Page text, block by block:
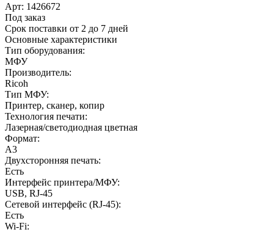
Арт: 1426672
Под заказ
Срок поставки от 2 до 7 дней
Основные характеристики
Тип оборудования:
МФУ
Производитель:
Ricoh
Тип МФУ:
Принтер, сканер, копир
Технология печати:
Лазерная/светодиодная цветная
Формат:
A3
Двухсторонняя печать:
Есть
Интерфейс принтера/МФУ:
USB, RJ-45
Сетевой интерфейс (RJ-45):
Есть
Wi-Fi: